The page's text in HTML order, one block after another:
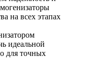
на всех этапах
идеальной
для точных